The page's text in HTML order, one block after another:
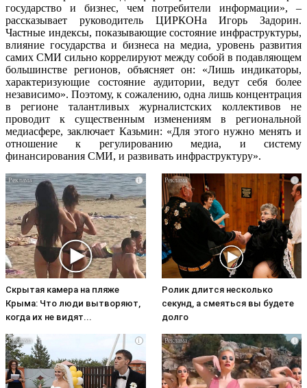
государство и бизнес, чем потребители информации», –
рассказывает руководитель ЦИРКОНа Игорь Задорин.
Частные индексы, показывающие состояние инфраструктуры,
влияние государства и бизнеса на медиа, уровень развития
самих СМИ сильно коррелируют между собой в подавляющем
большинстве регионов, объясняет он: «Лишь индикаторы,
характеризующие состояние аудитории, ведут себя более
независимо». Поэтому, к сожалению, одна лишь концентрация
в регионе талантливых журналистских коллективов не
проводит к существенным изменениям в региональной
медиасфере, заключает Казьмин: «Для этого нужно менять и
отношение к регулированию медиа, и систему
финансирования СМИ, и развивать инфраструктуру».
i
Скрытая камера на пляже
Крыма: Что люди вытворяют,
когда их не видят...
i
Ролик длится несколько
секунд, а смеяться вы будете
долго
i i